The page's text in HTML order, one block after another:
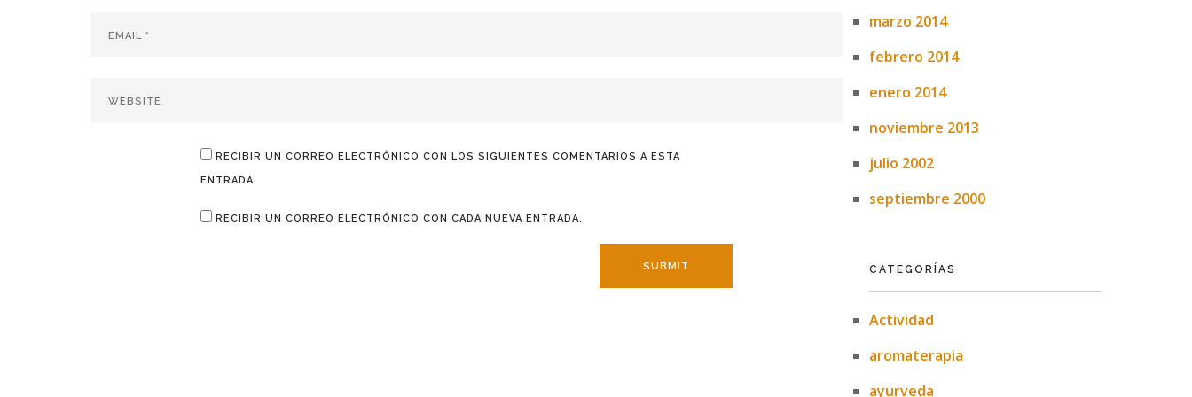
RECIBIR UN CORREO ELECTRÓNICO CON LOS SIGUIENTES COMENTARIOS A ESTA
ENTRADA.
RECIBIR UN CORREO ELECTRÓNICO CON CADA NUEVA ENTRADA.
marzo 2014
febrero 2014
enero 2014
noviembre 2013
julio 2002
septiembre 2000
CATEGORÍAS
Actividad
aromaterapia
ayurveda